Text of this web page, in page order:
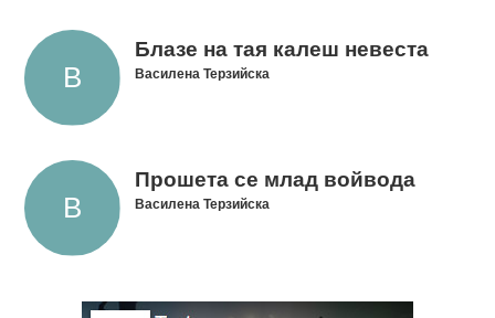
Блазе на тая калеш невеста
Василена Терзийска
Прошета се млад войвода
Василена Терзийска